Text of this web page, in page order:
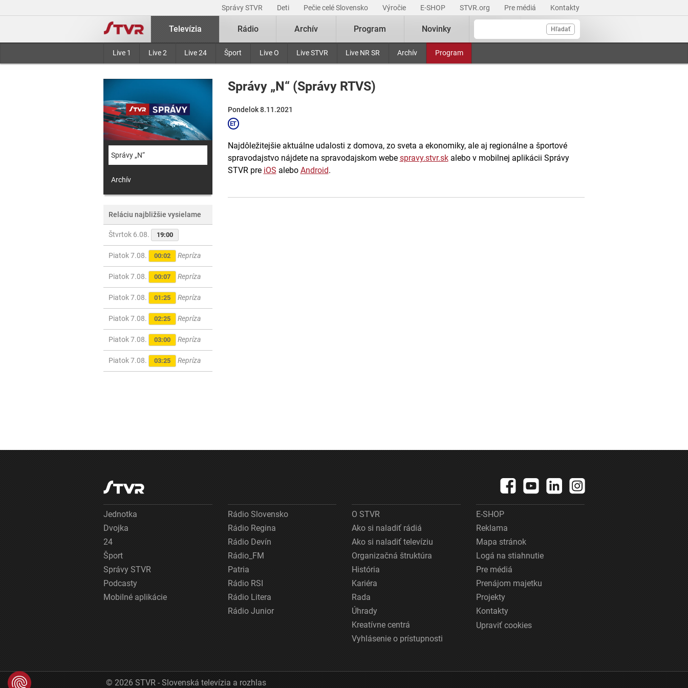
Správy STVR Deti Pečie celé Slovensko Výročie E-SHOP STVR.org Pre médiá Kontakty
Hľadať
Televízia
Live 1 Live 2 Live 24 Šport Live O Live STVR Live NR SR Archív Program
Rádio Archív Program Novinky
Správy „N“
Archív
Reláciu najbližšie vysielame
Štvrtok 6.08. 19:00
Piatok 7.08. 00:02 Repríza
Piatok 7.08. 00:07 Repríza
Piatok 7.08. 01:25 Repríza
Piatok 7.08. 02:25 Repríza
Piatok 7.08. 03:00 Repríza
Piatok 7.08. 03:25 Repríza
Správy „N“ (Správy RTVS)
Pondelok 8.11.2021
Najdôležitejšie aktuálne udalosti z domova, zo sveta a ekonomiky, ale aj regionálne a športové
spravodajstvo nájdete na spravodajskom webe spravy.stvr.skalebo v mobilnej aplikácii Správy
STVR pre iOS alebo Android.
Jednotka
Dvojka
24
Šport
Správy STVR
Podcasty
Mobilné aplikácie
Rádio Slovensko
Rádio Regina
Rádio Devín
Rádio_FM
Patria
Rádio RSI
Rádio Litera
Rádio Junior
O STVR
Ako si naladiť rádiá
Ako si naladiť televíziu
Organizačná štruktúra
História
Kariéra
Rada
Úhrady
Kreatívne centrá
Vyhlásenie o prístupnosti
E-SHOP
Reklama
Mapa stránok
Logá na stiahnutie
Pre médiá
Prenájom majetku
Projekty
Kontakty
Upraviť cookies
© 2026 STVR - Slovenská televízia a rozhlas